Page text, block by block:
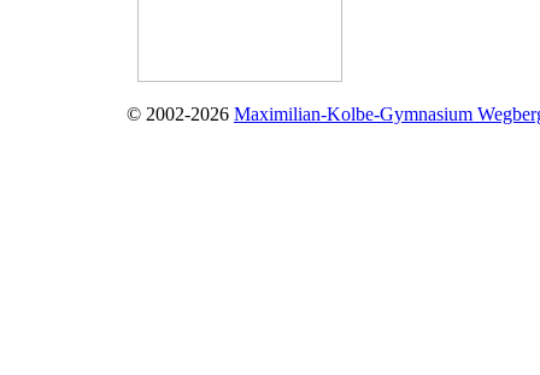
© 2002-2026 Maximilian-Kolbe-Gymnasium